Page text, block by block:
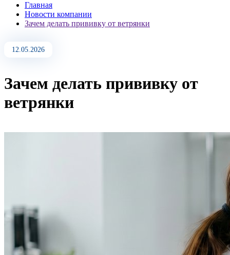
Главная
Новости компании
Зачем делать прививку от ветрянки
12.05.2026
Зачем делать прививку от
ветрянки